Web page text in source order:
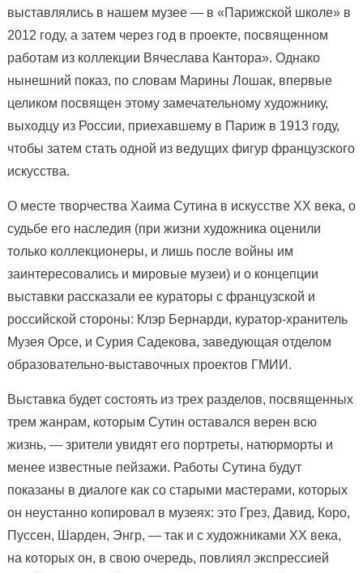
выставлялись в нашем музее — в «Парижской школе» в
2012 году, а затем через год в проекте, посвященном
работам из коллекции Вячеслава Кантора». Однако
нынешний показ, по словам Марины Лошак, впервые
целиком посвящен этому замечательному художнику,
выходцу из России, приехавшему в Париж в 1913 году,
чтобы затем стать одной из ведущих фигур французского
искусства.
О месте творчества Хаима Сутина в искусстве ХХ века, о
судьбе его наследия (при жизни художника оценили
только коллекционеры, и лишь после войны им
заинтересовались и мировые музеи) и о концепции
выставки рассказали ее кураторы с французской и
российской стороны: Клэр Бернарди, куратор-хранитель
Музея Орсе, и Сурия Садекова, заведующая отделом
образовательно-выставочных проектов ГМИИ.
Выставка будет состоять из трех разделов, посвященных
трем жанрам, которым Сутин оставался верен всю
жизнь, — зрители увидят его портреты, натюрморты и
менее известные пейзажи. Работы Сутина будут
показаны в диалоге как со старыми мастерами, которых
он неустанно копировал в музеях: это Грез, Давид, Коро,
Пуссен, Шарден, Энгр, — так и с художниками ХХ века,
на которых он, в свою очередь, повлиял экспрессией